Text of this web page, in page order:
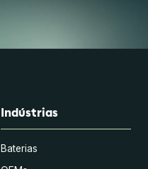
Indústrias
Baterias